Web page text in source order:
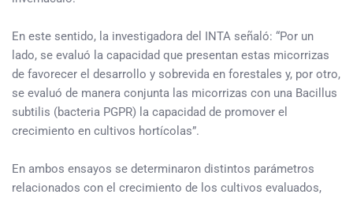
En este sentido, la investigadora del INTA señaló: “Por un
lado, se evaluó la capacidad que presentan estas micorrizas
de favorecer el desarrollo y sobrevida en forestales y, por otro,
se evaluó de manera conjunta las micorrizas con una Bacillus
subtilis (bacteria PGPR) la capacidad de promover el
crecimiento en cultivos hortícolas”.
En ambos ensayos se determinaron distintos parámetros
relacionados con el crecimiento de los cultivos evaluados,